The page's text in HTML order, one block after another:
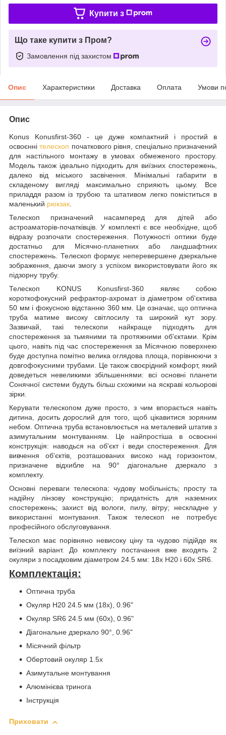
Купити з
Що таке купити з Пром?
Замовлення під захистом
Опис Характеристики Доставка Оплата Умови
Опис
Konus Konusfirst-360 - це дуже компактний і простий в
освоєннітелескоп початкового рівня, спеціально призначений
для настільного монтажу в умовах обмеженого простору.
Модель також ідеально підходить для виїзних спостережень,
далеко від міського засвічення. Мінімальні габарити в
складеному вигляді максимально сприяють цьому. Все
приладдя разом із трубою та штативом легко поміститься в
маленький рюкзак
Телескоп призначений насамперед для дітей або
астроаматорів-початківців. У комплекті є все необхідне, щоб
відразу розпочати спостереження. Потужності оптики буде
достатньо для Місячно-планетних або ландшафтних
спостережень. Телескоп формує неперевершене дзеркальне
зображення, даючи змогу з успіхом використовувати його як
підзорну трубу.
Телескоп KONUS Konusfirst-360 являє собою
короткофокусний рефрактор-ахромат із діаметром об'єктива
50 мм і фокусною відстанню 360 мм. Це означає, що оптична
труба матиме високу світлосилу та широкий кут зору.
Зазвичай, такі телескопи найкраще підходять для
спостереження за тьмяними та протяжними об'єктами. Крім
цього, навіть під час спостереження за Місячною поверхнею
буде доступна помітно велика оглядова площа, порівнюючи з
довгофокусними трубами. Це також своєрідний комфорт, який
доведеться невеликими збільшеннями: всі основні планети
Сонячної системи будуть більш схожими на яскраві кольорові
зірки.
Керувати телескопом дуже просто, з чим впорається навіть
дитина, досить дорослий для того, щоб цікавитися зоряним
небом. Оптична труба встановлюється на металевий штатив з
азимутальним монтуванням. Це найпростіша в освоєнні
конструкція: наводься на об'єкт і веди спостереження. Для
вивчення об'єктів, розташованих високо над горизонтом,
призначене відхибле на 90° діагональне дзеркало з
комплекту.
Основні переваги телескопа: чудову мобільність; просту та
надійну лінзову конструкцію; придатність для наземних
спостережень; захист від вологи, пилу, вітру; нескладне у
використанні монтування. Також телескоп не потребує
професійного обслуговування.
Телескоп має порівняно невисоку ціну та чудово підійде як
виїзний варіант. До комплекту постачання вже входять 2
окуляри з посадковим діаметром 24.5 мм: 18x H20 і 60x SR6.
Комплектація:
Оптична труба
Окуляр H20 24.5 мм (18х), 0.96"
Окуляр SR6 24.5 мм (60х), 0.96"
Діагональне дзеркало 90°, 0.96"
Місячний фільтр
Обертовий окуляр 1.5х
Азимутальне монтування
Алюмінієва тринога
Інструкція
Приховати